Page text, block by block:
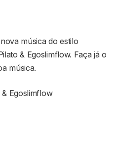
música do estilo
& Egoslimflow. Faça já o
música.
Egoslimflow